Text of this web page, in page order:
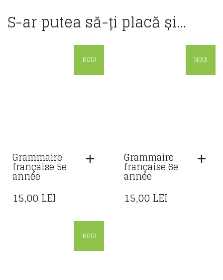
S-ar putea să-ți placă și…
NOU!
Grammaire
française 5e
année
15,00 LEI
NOU!
Grammaire
française 6e
année
15,00 LEI
NOU!